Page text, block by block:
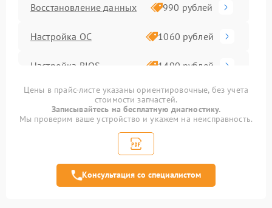
Восстановление данных 990 рублей
Настройка ОС 1060 рублей
Настройка BIOS 1490 рублей
Замена SSD 890 рублей
Замена видеочипа 2990 рублей
Замена материнской
Замена шлейфа
Цены в прайс-листе указаны ориентировочные, без учета
стоимости запчастей.
Записывайтесь на бесплатную диагностику.
Мы проверим ваше устройство и укажем на неисправность.
Консультация со специалистом